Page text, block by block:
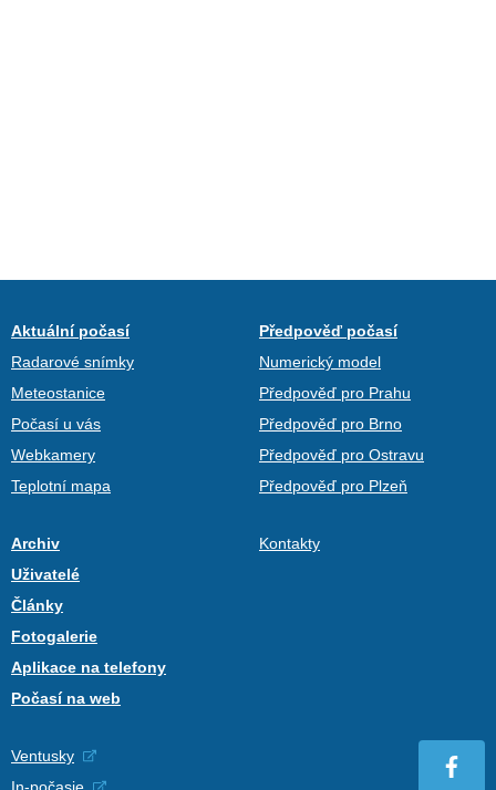
Aktuální počasí
Radarové snímky
Meteostanice
Počasí u vás
Webkamery
Teplotní mapa
Předpověď počasí
Numerický model
Předpověď pro Prahu
Předpověď pro Brno
Předpověď pro Ostravu
Předpověď pro Plzeň
Archiv
Uživatelé
Články
Fotogalerie
Aplikace na telefony
Počasí na web
Kontakty
Ventusky